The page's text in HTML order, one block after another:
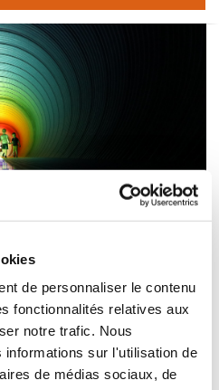
de personnaliser le contenu
fonctionnalités relatives aux
notre trafic. Nous
informations sur l'utilisation de
de médias sociaux, de
HELLO
faire peau neuve et
ultime ! Après 20 ans de